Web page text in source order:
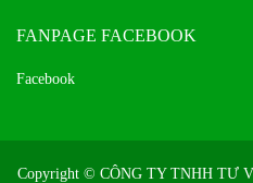
FANPAGE FACEBOOK
Facebook
Copyright © CÔNG TY TNHH TƯ